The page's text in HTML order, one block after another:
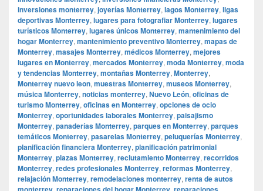
inversiones monterrey, joyerías Monterrey, lagos Monterrey, ligas
deportivas Monterrey, lugares para fotografiar Monterrey, lugares
turísticos Monterrey, lugares únicos Monterrey, mantenimiento del
hogar Monterrey, mantenimiento preventivo Monterrey, mapas de
Monterrey, masajes Monterrey, médicos Monterrey, mejores
lugares en Monterrey, mercados Monterrey, moda Monterrey, moda
y tendencias Monterrey, montañas Monterrey, Monterrey,
Monterrey nuevo leon, muestras Monterrey, museos Monterrey,
música Monterrey, noticias monterrey, Nuevo León, oficinas de
turismo Monterrey, oficinas en Monterrey, opciones de ocio
Monterrey, oportunidades laborales Monterrey, paisajismo
Monterrey, panaderías Monterrey, parques en Monterrey, parques
temáticos Monterrey, pasarelas Monterrey, peluquerías Monterrey,
planificación financiera Monterrey, planificación patrimonial
Monterrey, plazas Monterrey, reclutamiento Monterrey, recorridos
Monterrey, redes profesionales Monterrey, reformas Monterrey,
relajación Monterrey, remodelaciones monterrey, renta de autos
, ,